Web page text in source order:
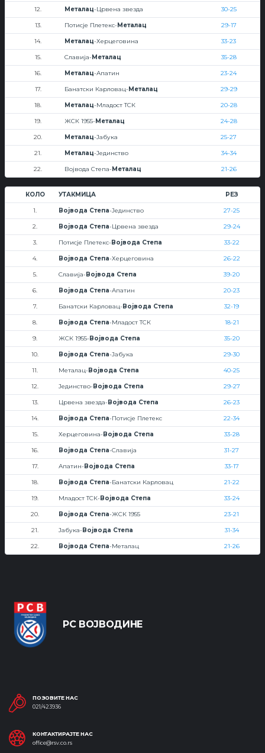
12. Металац-Црвена звезда 30-25
13. Потисје Плетекс-Металац 29-17
14. Металац-Херцеговина 33-23
15. Славија-Металац 35-28
16. Металац-Апатин 23-24
17. Банатски Карловац-Металац 29-29
18. Металац-Младост ТСК 20-28
19. ЖСК 1955-Металац 24-28
20. Металац-Јабука 25-27
21. Металац-Јединство 34-34
22. Војвода Степа-Металац 21-26
КОЛО УТАКМИЦА РЕЗ
1. Војвода Степа-Јединство 27-25
2. Војвода Степа-Црвена звезда 29-24
3. Потисје Плетекс-Војвода Степа 33-22
4. Војвода Степа-Херцеговина 26-22
5. Славија-Војвода Степа 39-20
6. Војвода Степа-Апатин 20-23
7. Банатски Карловац-Војвода Степа 32-19
8. Војвода Степа-Младост ТСК 18-21
9. ЖСК 1955-Војвода Степа 35-20
10. Војвода Степа-Јабука 29-30
11. Металац-Војвода Степа 40-25
12. Јединство-Војвода Степа 29-27
13. Црвена звезда-Војвода Степа 26-23
14. Војвода Степа-Потисје Плетекс 22-34
15. Херцеговина-Војвода Степа 33-28
16. Војвода Степа-Славија 31-27
17. Апатин-Војвода Степа 33-17
18. Војвода Степа-Банатски Карловац 21-22
19. Младост ТСК-Војвода Степа 33-24
20. Војвода Степа-ЖСК 1955 23-21
21. Јабука-Војвода Степа 31-34
22. Војвода Степа-Металац 21-26
РС ВОЈВОДИНЕ
ПОЗОВИТЕ НАС
021/423936
КОНТАКТИРАЈТЕ НАС
office@rsv.co.rs